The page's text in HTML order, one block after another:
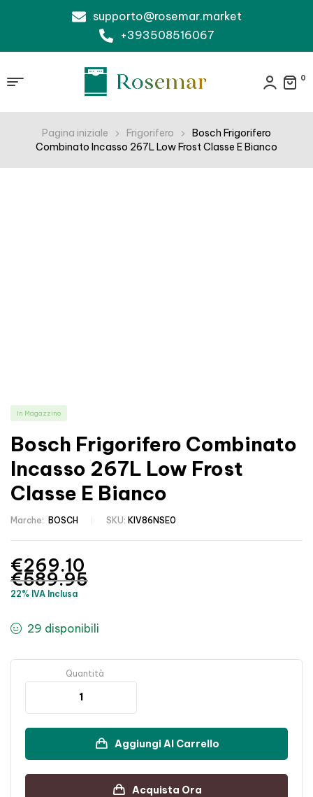
supporto@rosemar.market
+393508516067
0
Pagina iniziale Frigorifero
Bosch Frigorifero
Combinato Incasso 267L Low Frost Classe E Bianco
In Magazzino
Bosch Frigorifero Combinato
Incasso 267L Low Frost
Classe E Bianco
Marche: BOSCH SKU: KIV86NSE0
€589.95
€269.10
22% IVA Inclusa
29 disponibili
Quantità
Aggiungi Al Carrello
Acquista Ora